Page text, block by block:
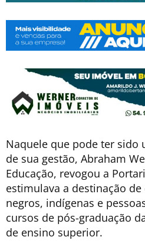
Naquele que pode ter sido
de sua gestão, Abraham
Educação, revogou a
estimulava a destinação de
negros, indígenas e
cursos de pós-graduação
de ensino superior.